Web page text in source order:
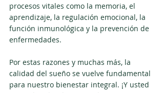
procesos vitales como la memoria, el
aprendizaje, la regulación emocional, la
función inmunológica y la prevención de
enfermedades.
Por estas razones y muchas más, la
calidad del sueño se vuelve fundamental
para nuestro bienestar integral. ¡Y usted